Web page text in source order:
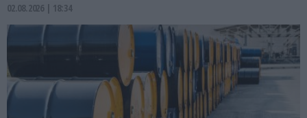
02.08.2026 | 18:34